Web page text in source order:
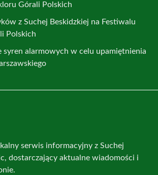
Górali Polskich
z Suchej Beskidzkiej na Festiwalu
Polskich
syren alarmowych w celu upamiętnienia
serwis informacyjny z Suchej
dostarczający aktualne wiadomości i